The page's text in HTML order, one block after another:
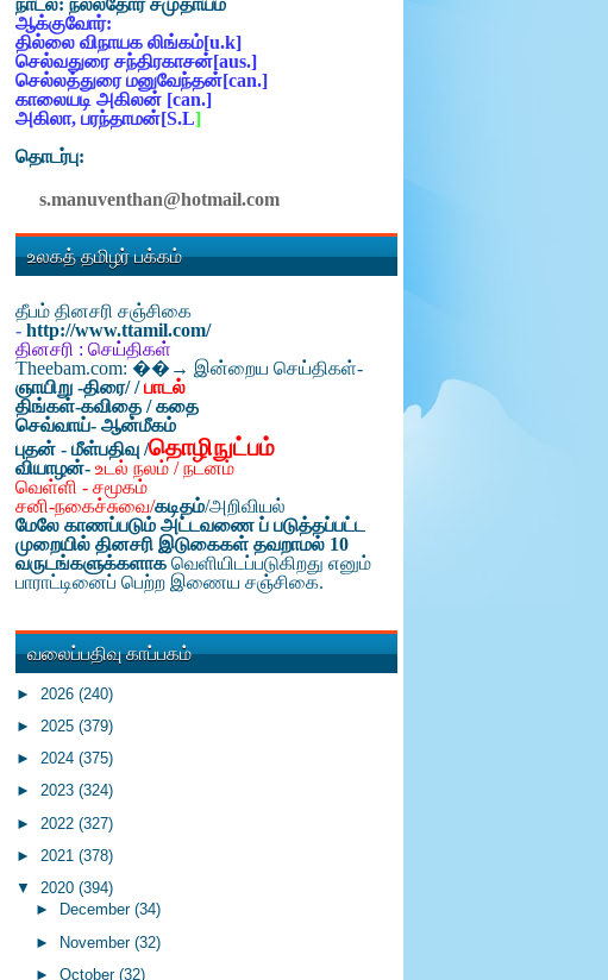
நாடல்: நல்லதோர் சமுதாயம்
ஆக்குவோர்:
தில்லை விநாயக லிங்கம்[u.k]
செல்வதுரை சந்திரகாசன்[aus.]
செல்லத்துரை மனுவேந்தன்[can.]
காலையடி அகிலன் [can.]
அகிலா, பரந்தாமன்[S.L]
தொடர்பு:
s.manuventhan@hotmail.com
உலகத் தமிழர் பக்கம்
தீபம் தினசரி சஞ்சிகை
- http://www.ttamil.com/
தினசரி : செய்திகள்
Theebam.com: ��→ இன்றைய செய்திகள்-
ஞாயிறு -திரை//பாடல்
திங்கள்-கவிதை / கதை
செவ்வாய்- ஆன்மீகம்
புதன் - மீள்பதிவு /தொழிநுட்பம்
வியாழன்- உடல் நலம் / நடனம்
வெள்ளி - சமூகம்
சனி-நகைச்சுவை/கடிதம்/அறிவியல்
மேலே காணப்படும் அட்டவணை ப் படுத்தப்பட்ட
முறையில் தினசரி இடுகைகள் தவறாமல் 10
வருடங்களுக்களாக வெளியிடப்படுகிறது எனும்
பாராட்டினைப் பெற்ற இணைய சஞ்சிகை.
வலைப்பதிவு காப்பகம்
► 2026 (240)
► 2025 (379)
► 2024 (375)
► 2023 (324)
► 2022 (327)
► 2021 (378)
▼ 2020 (394)
►
December (34)
► November (32)
► October (32)